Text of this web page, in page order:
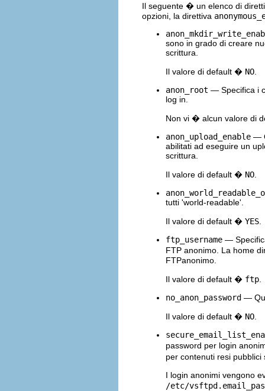
Il seguente � un elenco di
opzioni, la direttiva
sono in grado di creare
scrittura.
Il valore di default � NO
anon_root — Specifica i
log in.
Non vi � alcun valore di
anon_upload_enable —
abilitati ad eseguire un
scrittura.
Il valore di default � NO
tutti 'world-readable'.
Il valore di default � YES
ftp_username —
FTP anonimo. La home
FTPanonimo.
Il valore di default � ftp
no_anon_password —
Il valore di default � NO
password per login
per contenuti resi
I login anonimi vengono
/etc/